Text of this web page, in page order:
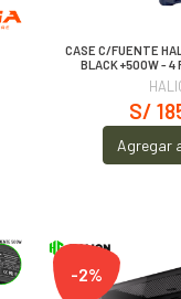
CASE C/FUENTE
BLACK +500W - 4
S/
Agregar
-2%